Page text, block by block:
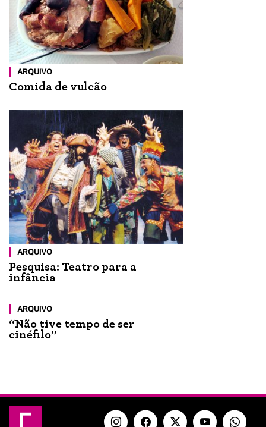
ARQUIVO
Comida de vulcão
ARQUIVO
Pesquisa: Teatro para a
infância
ARQUIVO
“Não tive tempo de ser
cinéfilo”